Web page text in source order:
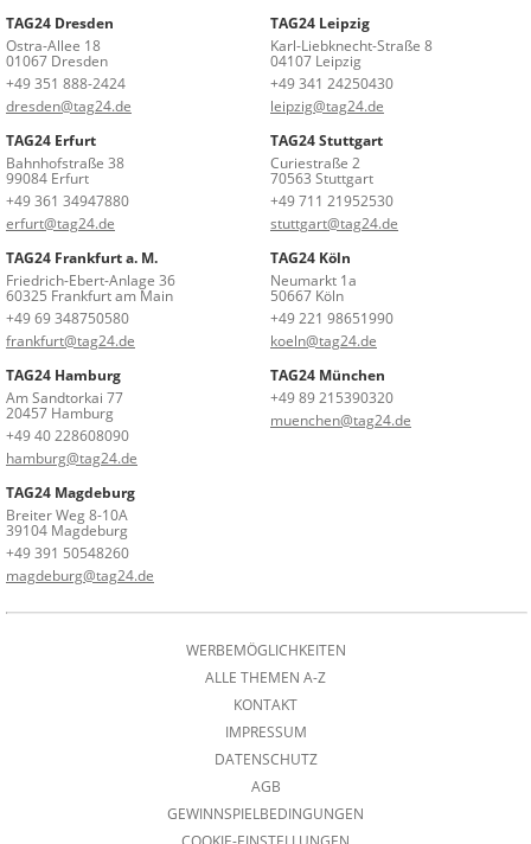
TAG24 Dresden
Ostra-Allee 18
01067 Dresden
+49 351 888-2424
dresden@tag24.de
TAG24 Leipzig
Karl-Liebknecht-Straße 8
04107 Leipzig
+49 341 24250430
leipzig@tag24.de
TAG24 Erfurt
Bahnhofstraße 38
99084 Erfurt
+49 361 34947880
erfurt@tag24.de
TAG24 Stuttgart
Curiestraße 2
70563 Stuttgart
+49 711 21952530
stuttgart@tag24.de
TAG24 Frankfurt a. M.
Friedrich-Ebert-Anlage 36
60325 Frankfurt am Main
+49 69 348750580
frankfurt@tag24.de
TAG24 Köln
Neumarkt 1a
50667 Köln
+49 221 98651990
koeln@tag24.de
TAG24 Hamburg
Am Sandtorkai 77
20457 Hamburg
+49 40 228608090
hamburg@tag24.de
TAG24 München
+49 89 215390320
muenchen@tag24.de
TAG24 Magdeburg
Breiter Weg 8-10A
39104 Magdeburg
+49 391 50548260
magdeburg@tag24.de
WERBEMÖGLICHKEITEN
ALLE THEMEN A-Z
KONTAKT
IMPRESSUM
DATENSCHUTZ
AGB
GEWINNSPIELBEDINGUNGEN